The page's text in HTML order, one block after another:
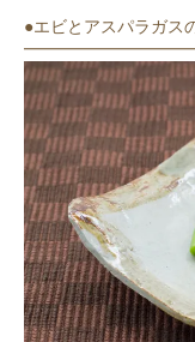
●エビとアスパラガス